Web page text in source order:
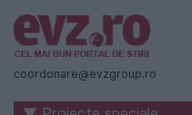
Știri
naționale
coordonare@evzgroup.ro